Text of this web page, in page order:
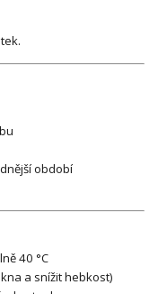
období
40 °C
a snížit hebkost)